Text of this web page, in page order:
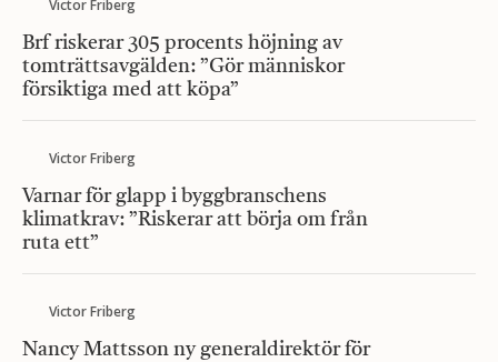
Victor Friberg
Brf riskerar 305 procents höjning av
tomträttsavgälden: ”Gör människor
försiktiga med att köpa”
Victor Friberg
Varnar för glapp i byggbranschens
klimatkrav: ”Riskerar att börja om från
ruta ett”
Victor Friberg
Nancy Mattsson ny generaldirektör för